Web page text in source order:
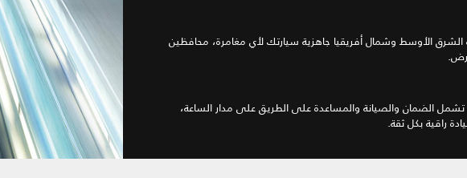
الأوسط وشمال أفريقيا جاهزية سيارتك لأي مغامرة، محافظين
الضمان والصيانة والمساعدة على الطريق على مدار الساعة،
راقية بكل ثقة.